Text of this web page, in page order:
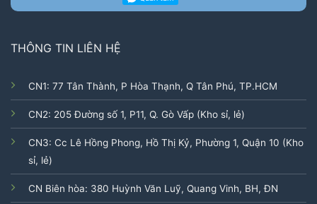
THÔNG TIN LIÊN HỆ
CN1: 77 Tân Thành, P Hòa Thạnh, Q Tân Phú, TP.HCM
CN2: 205 Đường số 1, P11, Q. Gò Vấp (Kho sỉ, lẻ)
CN3: Cc Lê Hồng Phong, Hồ Thị Kỷ, Phường 1, Quận 10 (Kho
sỉ, lẻ)
CN Biên hòa: 380 Huỳnh Văn Luỹ, Quang Vinh, BH, ĐN